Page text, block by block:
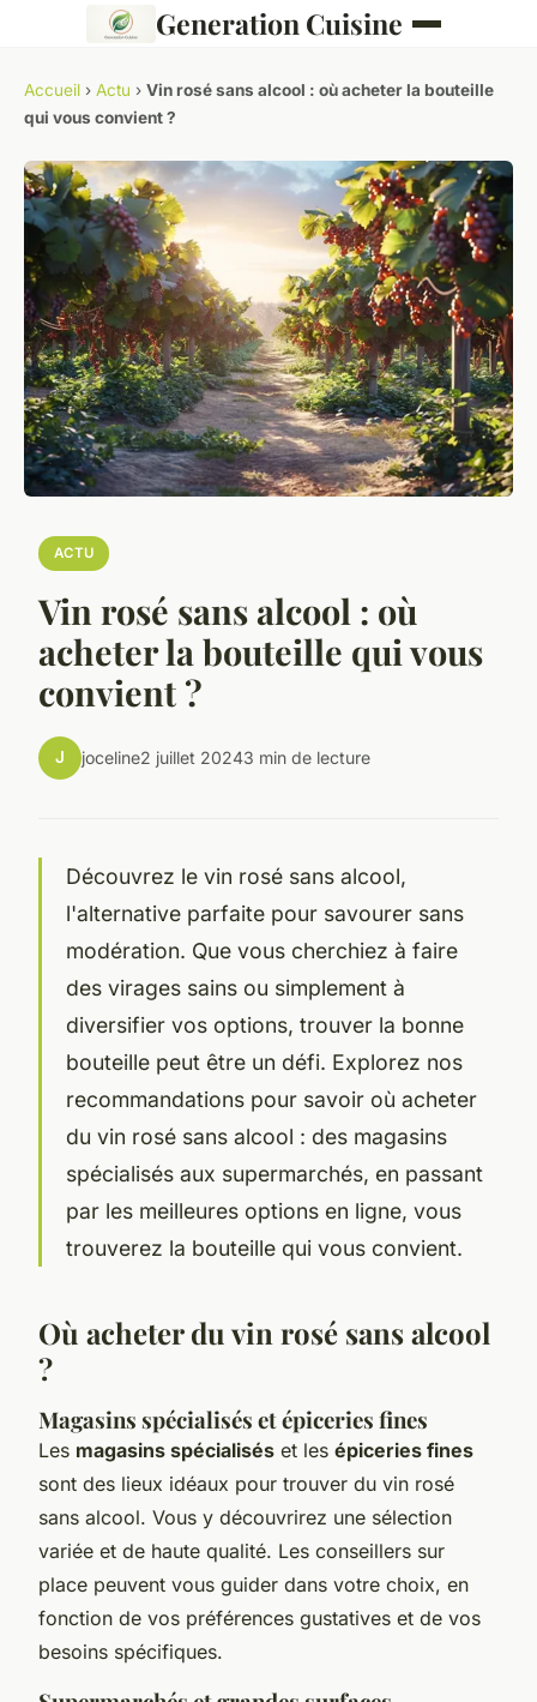
Generation Cuisine
Accueil › Actu › Vin rosé sans alcool : où acheter la bouteille
qui vous convient ?
ACTU
Vin rosé sans alcool : où
acheter la bouteille qui vous
convient ?
J joceline2 juillet 20243 min de lecture
Découvrez le vin rosé sans alcool,
l'alternative parfaite pour savourer sans
modération. Que vous cherchiez à faire
des virages sains ou simplement à
diversifier vos options, trouver la bonne
bouteille peut être un défi. Explorez nos
recommandations pour savoir où acheter
du vin rosé sans alcool : des magasins
spécialisés aux supermarchés, en passant
par les meilleures options en ligne, vous
trouverez la bouteille qui vous convient.
Où acheter du vin rosé sans alcool
?
Magasins spécialisés et épiceries fines
Les magasins spécialisés et les épiceries fines
sont des lieux idéaux pour trouver du vin rosé
sans alcool. Vous y découvrirez une sélection
variée et de haute qualité. Les conseillers sur
place peuvent vous guider dans votre choix, en
fonction de vos préférences gustatives et de vos
besoins spécifiques.